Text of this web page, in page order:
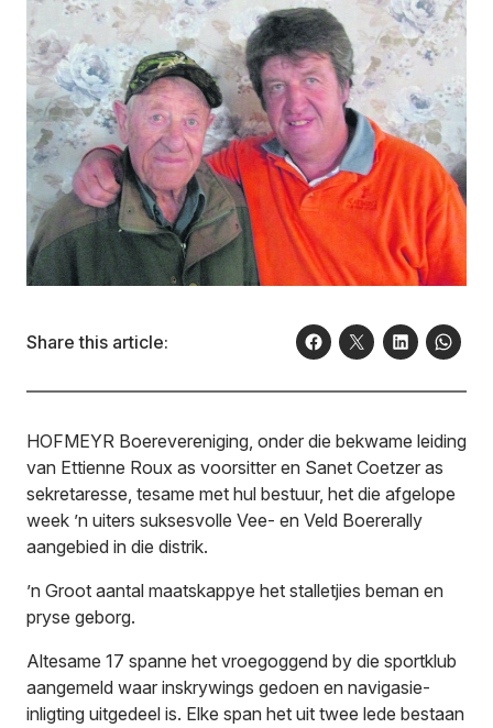
Share this article:
HOFMEYR Boerevereniging, onder die bekwame leiding
van Ettienne Roux as voorsitter en Sanet Coetzer as
sekretaresse, tesame met hul bestuur, het die afgelope
week ’n uiters suksesvolle Vee- en Veld Boererally
aangebied in die distrik.
’n Groot aantal maatskappye het stalletjies beman en
pryse geborg.
Altesame 17 spanne het vroegoggend by die sportklub
aangemeld waar inskrywings gedoen en navigasie-
inligting uitgedeel is. Elke span het uit twee lede bestaan